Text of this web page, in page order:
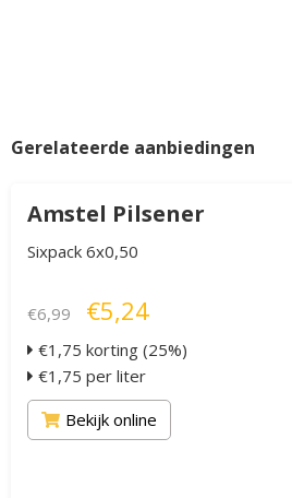
Gerelateerde aanbiedingen
Amstel Pilsener
Sixpack 6x0,50
€6,99 €5,24
€1,75 korting (25%)
€1,75 per liter
Bekijk online